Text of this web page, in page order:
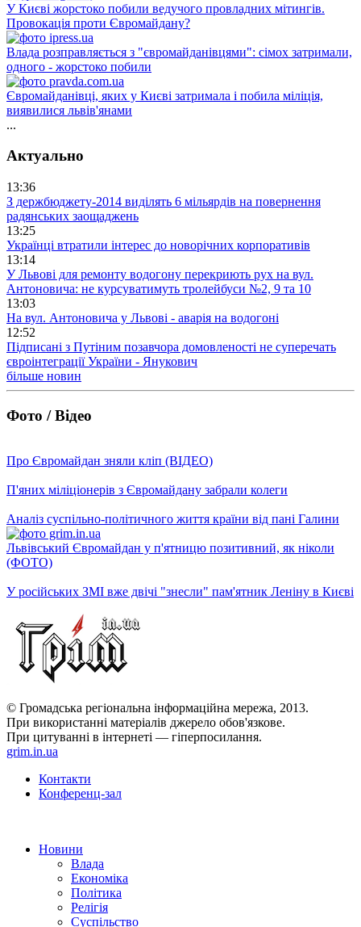
У Києві жорстоко побили ведучого провладних мітингів.
Провокація проти Євромайдану?
Влада розправляється з "євромайданівцями": сімох затримали,
одного - жорстоко побили
Євромайданівці, яких у Києві затримала і побила міліція,
виявилися львів'янами
...
Актуально
13:36
З держбюджету-2014 виділять 6 мільярдів на повернення
радянських заощаджень
13:25
Українці втратили інтерес до новорічних корпоративів
13:14
У Львові для ремонту водогону перекриють рух на вул.
Антоновича: не курсуватимуть тролейбуси №2, 9 та 10
13:03
На вул. Антоновича у Львові - аварія на водогоні
12:52
Підписані з Путіним позавчора домовленості не суперечать
євроінтеграції України - Янукович
більше новин
Фото / Відео
Про Євромайдан зняли кліп (ВІДЕО)
П'яних міліціонерів з Євромайдану забрали колеги
Аналіз суспільно-політичного життя країни від пані Галини
Львівський Євромайдан у п'ятницю позитивний, як ніколи
(ФОТО)
У російських ЗМІ вже двічі "знесли" пам'ятник Леніну в Києві
© Громадська регіональна інформаційна мережа, 2013.
При використанні матеріалів джерело обов'язкове.
При цитуванні в інтернеті — гіперпосилання.
grim.in.ua
Контакти
Конференц-зал
Новини
Влада
Економіка
Політика
Релігія
Суспільство